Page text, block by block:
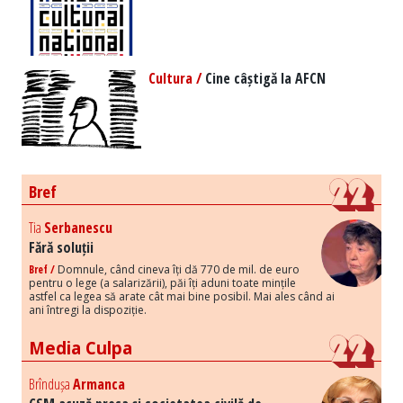
Cultura /Cine câștigă la AFCN
Bref
Tia Serbanescu
Fără soluții
Bref / Domnule, când cineva îți dă 770 de mil. de euro
pentru o lege (a salarizării), păi îți aduni toate mințile
astfel ca legea să arate cât mai bine posibil. Mai ales când ai
ani întregi la dispoziție.
Media Culpa
BrîndușaArmanca